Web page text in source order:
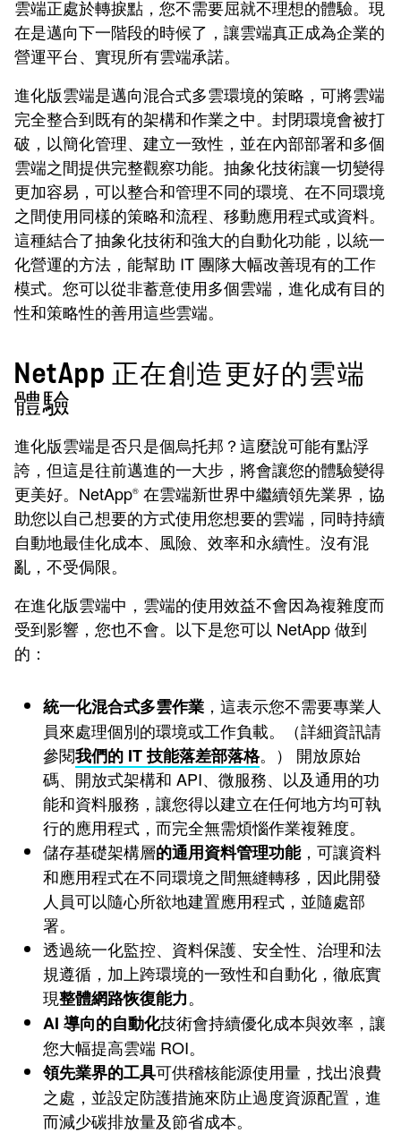
雲端正處於轉捩點，您不需要屈就不理想的體驗。現
在是邁向下一階段的時候了，讓雲端真正成為企業的
營運平台、實現所有雲端承諾。
進化版雲端是邁向混合式多雲環境的策略，可將雲端
完全整合到既有的架構和作業之中。封閉環境會被打
破，以簡化管理、建立一致性，並在內部部署和多個
雲端之間提供完整觀察功能。抽象化技術讓一切變得
更加容易，可以整合和管理不同的環境、在不同環境
之間使用同樣的策略和流程、移動應用程式或資料。
這種結合了抽象化技術和強大的自動化功能，以統一
化營運的方法，能幫助 IT 團隊大幅改善現有的工作
模式。您可以從非蓄意使用多個雲端，進化成有目的
性和策略性的善用這些雲端。
NetApp 正在創造更好的雲端
體驗
進化版雲端是否只是個烏托邦？這麼說可能有點浮
誇，但這是往前邁進的一大步，將會讓您的體驗變得
更美好。NetApp® 在雲端新世界中繼續領先業界，協
助您以自己想要的方式使用您想要的雲端，同時持續
自動地最佳化成本、風險、效率和永續性。沒有混
亂，不受侷限。
在進化版雲端中，雲端的使用效益不會因為複雜度而
受到影響，您也不會。以下是您可以 NetApp 做到
的：
統一化混合式多雲作業 ，這表示您不需要專業人
員來處理個別的環境或工作負載。（詳細資訊請
參閱我們的 IT 技能落差部落格。） 開放原始
碼、開放式架構和 API、微服務、以及通用的功
能和資料服務，讓您得以建立在任何地方均可執
行的應用程式，而完全無需煩惱作業複雜度。
儲存基礎架構層的通用資料管理功能，可讓資料
和應用程式在不同環境之間無縫轉移，因此開發
人員可以隨心所欲地建置應用程式，並隨處部
署。
透過統一化監控、資料保護、安全性、治理和法
規遵循，加上跨環境的一致性和自動化，徹底實
現整體網路恢復能力。
AI 導向的自動化技術會持續優化成本與效率，讓
您大幅提高雲端 ROI。
領先業界的工具可供稽核能源使用量，找出浪費
之處，並設定防護措施來防止過度資源配置，進
而減少碳排放量及節省成本。